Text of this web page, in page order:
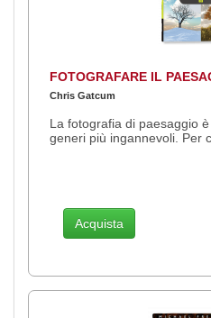
FOTOGRAFARE IL
Chris Gatcum
La fotografia di paesaggio
generi più ingannevoli. Per
Acquista